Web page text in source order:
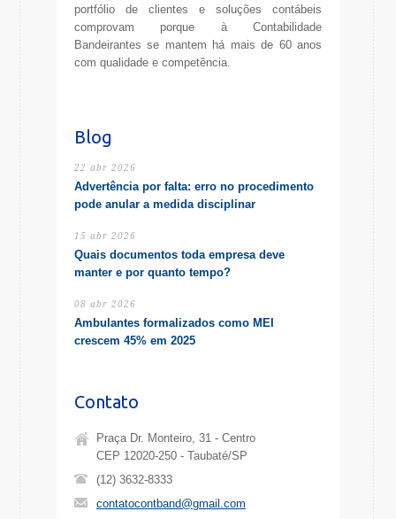
portfólio de clientes e soluções contábeis
comprovam porque à Contabilidade
Bandeirantes se mantem há mais de 60 anos
com qualidade e competência.
Blog
22 abr 2026
Advertência por falta: erro no procedimento
pode anular a medida disciplinar
15 abr 2026
Quais documentos toda empresa deve
manter e por quanto tempo?
08 abr 2026
Ambulantes formalizados como MEI
crescem 45% em 2025
Contato
Praça Dr. Monteiro, 31 - Centro
CEP 12020-250 - Taubaté/SP
(12) 3632-8333
contatocontband@gmail.com